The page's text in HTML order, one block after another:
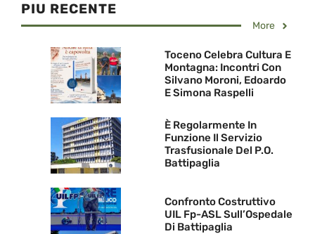
PIU RECENTE
More
Toceno Celebra Cultura E
Montagna: Incontri Con
Silvano Moroni, Edoardo
E Simona Raspelli
È Regolarmente In
Funzione Il Servizio
Trasfusionale Del P.O.
Battipaglia
Confronto Costruttivo
UIL Fp-ASL Sull’Ospedale
Di Battipaglia